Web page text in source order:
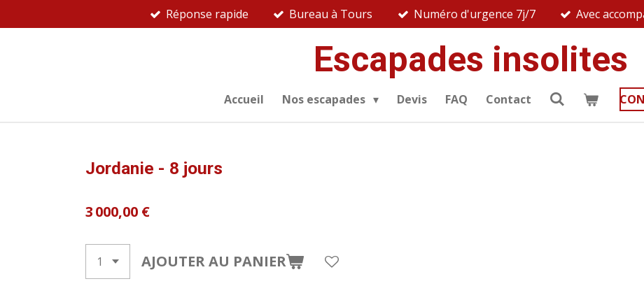
au
Réponse rapide Bureau à Tours Numéro d'urgence 7j/7 Avec
Escapades insolites
Accueil Nos escapades Devis FAQ Contact
Jordanie - 8 jours
3 000,00 €
AJOUTER AU PANIER